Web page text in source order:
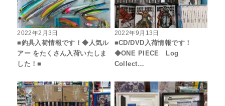
2022年2月3日
■釣具入荷情報です！◆人気ル
アー をたくさん入荷いたしま
した！■
2022年9月13日
■CD/DVD入荷情報です！
◆ONE PIECE Log
Collect…